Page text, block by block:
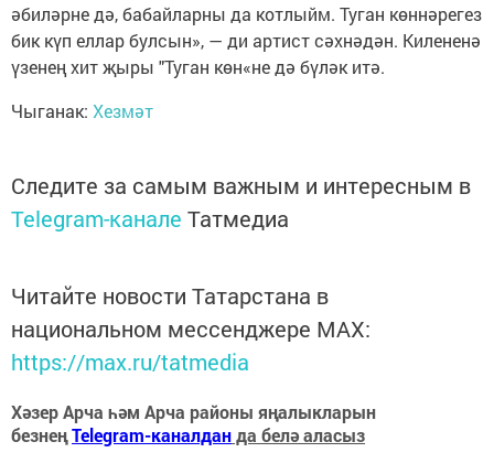
әбиләрне дә, бабайларны да котлыйм. Туган көннәрегез
бик күп еллар булсын», — ди артист сәхнәдән. Килененә
үзенең хит җыры "Туган көн«не дә бүләк итә.
Чыганак: Хезмәт
Следите за самым важным и интересным в
Telegram-канале Татмедиа
Читайте новости Татарстана в
национальном мессенджере MАХ:
https://max.ru/tatmedia
Хәзер Арча һәм Арча районы яңалыкларын
безнеңTelegram-каналданда белә аласыз